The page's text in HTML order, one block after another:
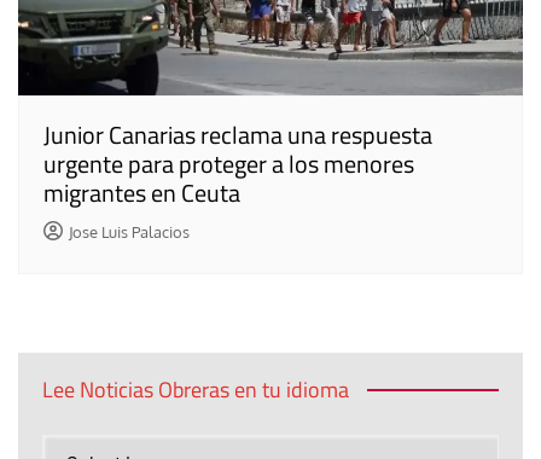
Junior Canarias reclama una respuesta
urgente para proteger a los menores
migrantes en Ceuta
Jose Luis Palacios
Lee Noticias Obreras en tu idioma